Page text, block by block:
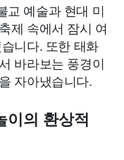
교 예술과 현대 미
제 속에서 잠시 여
니다. 또한 태화
바라보는 풍경이
자아냈습니다.
이의 환상적